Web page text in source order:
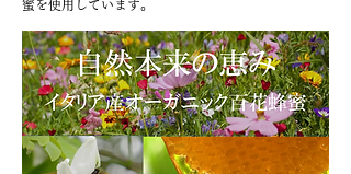
蜜を使用しています。